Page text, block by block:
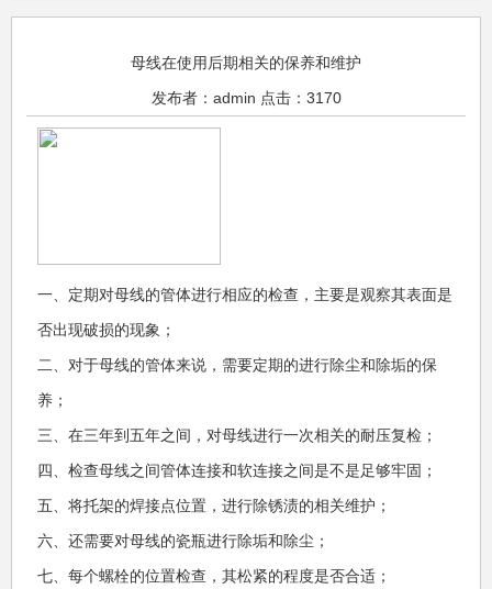
母线在使用后期相关的保养和维护
发布者：admin 点击：3170
一、定期对母线的管体进行相应的检查，主要是观察其表面是
否出现破损的现象；
二、对于母线的管体来说，需要定期的进行除尘和除垢的保
养；
三、在三年到五年之间，对母线进行一次相关的耐压复检；
四、检查母线之间管体连接和软连接之间是不是足够牢固；
五、将托架的焊接点位置，进行除锈渍的相关维护；
六、还需要对母线的瓷瓶进行除垢和除尘；
七、每个螺栓的位置检查，其松紧的程度是否合适；